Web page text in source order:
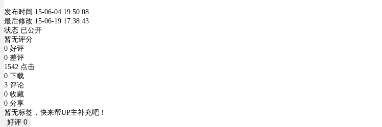
发布时间 15-06-04 19:50:08
最后修改 15-06-19 17:38:43
状态 已公开
暂无评分
0 好评
0 差评
1542 点击
0 下载
3 评论
0 收藏
0 分享
暂无标签，快来帮UP主补充吧！
好评 0